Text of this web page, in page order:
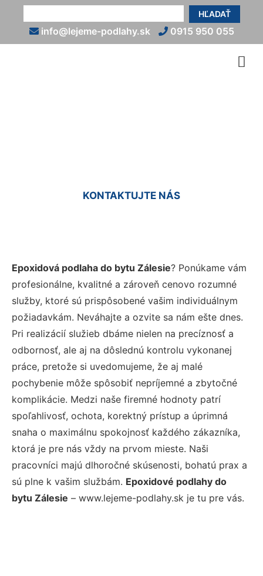
HĽADAŤ
info@lejeme-podlahy.sk 0915 950 055
KONTAKTUJTE NÁS
Epoxidová podlaha do bytu Zálesie? Ponúkame vám
profesionálne, kvalitné a zároveň cenovo rozumné
služby, ktoré sú prispôsobené vašim individuálnym
požiadavkám. Neváhajte a ozvite sa nám ešte dnes.
Pri realizácií služieb dbáme nielen na precíznosť a
odbornosť, ale aj na dôslednú kontrolu vykonanej
práce, pretože si uvedomujeme, že aj malé
pochybenie môže spôsobiť nepríjemné a zbytočné
komplikácie. Medzi naše firemné hodnoty patrí
spoľahlivosť, ochota, korektný prístup a úprimná
snaha o maximálnu spokojnosť každého zákazníka,
ktorá je pre nás vždy na prvom mieste. Naši
pracovníci majú dlhoročné skúsenosti, bohatú prax a
sú plne k vašim službám. Epoxidové podlahy do
bytu Zálesie – www.lejeme-podlahy.sk je tu pre vás.